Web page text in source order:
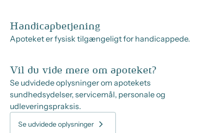
Handicapbetjening
Apoteket er fysisk tilgængeligt for handicappede.
Vil du vide mere om apoteket?
Se udvidede oplysninger om apotekets
sundhedsydelser, servicemål, personale og
udleveringspraksis.
Se udvidede oplysninger